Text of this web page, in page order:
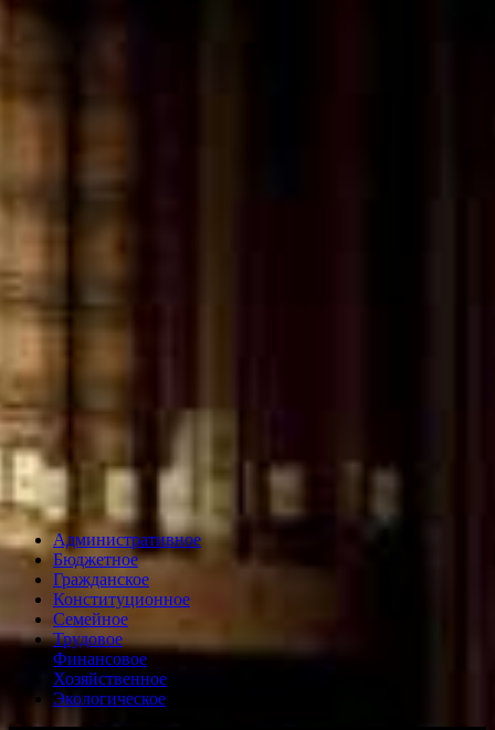
Административное
Бюджетное
Гражданское
Конституционное
Семейное
Трудовое
Финансовое
Хозяйственное
Экологическое